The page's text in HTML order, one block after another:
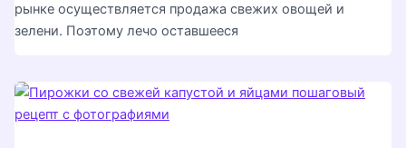
рынке осуществляется продажа свежих овощей и
зелени. Поэтому лечо оставшееся